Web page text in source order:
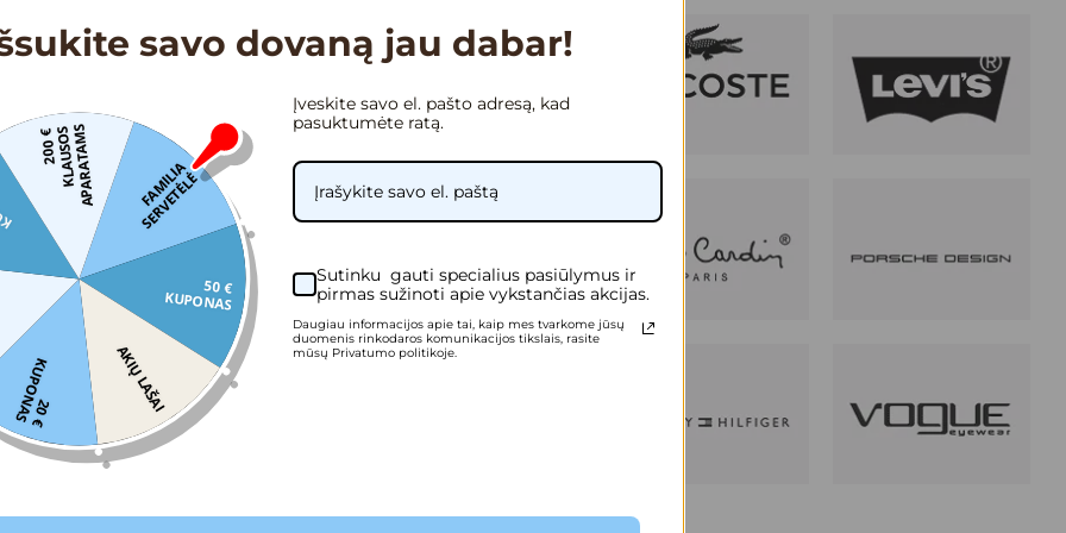
savo dovaną jau dabar!
F
A
M
I
L
I
A
S
E
R
V
E
T
Ė
L
Ė
50 €
KUPONAS
AKIŲ LAŠAI
2
0
€
K
U
P
O
N
A
S
2
0
0
€
K
L
A
U
S
O
S
A
P
A
R
A
T
A
M S
Įveskite savo el. pašto adresą, kad
pasuktumėte ratą.
Sutinku gauti specialius pasiūlymus ir
pirmas sužinoti apie vykstančias akcijas.
Daugiau informacijos apie tai, kaip mes tvarkome jūsų
duomenis rinkodaros komunikacijos tikslais, rasite
mūsų Privatumo politikoje.